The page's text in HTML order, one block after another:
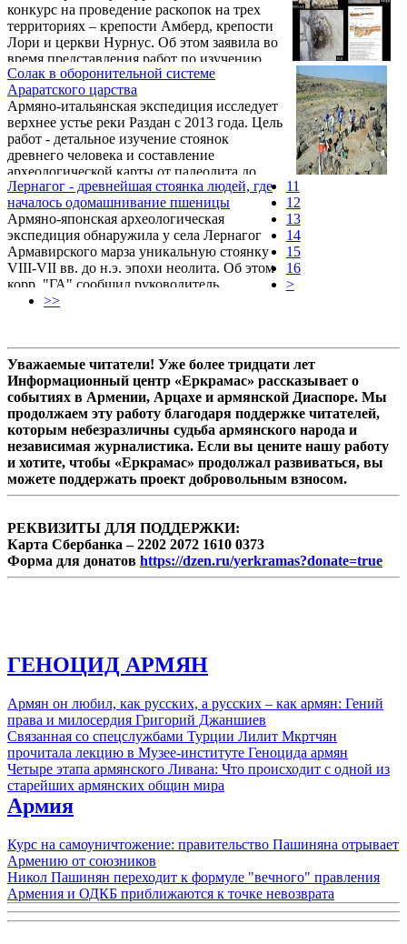
в Армении. Лилит Арутюнян, Sputnik.
конкурс на проведение раскопок на трех
территориях – крепости Амберд, крепости
Лори и церкви Нурнус. Об этом заявила во
время представления работ по изучению,
проектированию и реконструкции
памятников (включая раскопки) на средства
государственного бюджета в 2018 году
заместитель министра культуры Армении
Арев Самуелян.
Солак в оборонительной системе
Араратского царства
Армяно-итальянская экспедиция исследует
верхнее устье реки Раздан с 2013 года. Цель
работ - детальное изучение стоянок
древнего человека и составление
археологической карты от палеолита до
средних веков
Лернагог - древнейшая стоянка людей, где
началось одомашнивание пшеницы
Армяно-японская археологическая
экспедиция обнаружила у села Лернагог
Армавирского марза уникальную стоянку
VIII-VII вв. до н.э. эпохи неолита. Об этом
корр. "ГА" сообщил руководитель
экспедиции археолог Артур Петросян.
11
12
13
14
15
16
>
>>
Уважаемые читатели! Уже более тридцати лет
Информационный центр «Еркрамас» рассказывает о
событиях в Армении, Арцахе и армянской Диаспоре. Мы
продолжаем эту работу благодаря поддержке читателей,
которым небезразличны судьба армянского народа и
независимая журналистика. Если вы цените нашу работу
и хотите, чтобы «Еркрамас» продолжал развиваться, вы
можете поддержать проект добровольным взносом.
РЕКВИЗИТЫ ДЛЯ ПОДДЕРЖКИ:
Карта Сбербанка – 2202 2072 1610 0373
Форма для донатов https://dzen.ru/yerkramas?donate=true
ГЕНОЦИД АРМЯН
Армян он любил, как русских, а русских – как армян: Гений
права и милосердия Григорий Джаншиев
Связанная со спецслужбами Турции Лилит Мкртчян
прочитала лекцию в Музее-институте Геноцида армян
Четыре этапа армянского Ливана: Что происходит с одной из
старейших армянских общин мира
Армия
Курс на самоуничтожение: правительство Пашиняна отрывает
Армению от союзников
Никол Пашинян переходит к формуле "вечного" правления
Армения и ОДКБ приближаются к точке невозврата